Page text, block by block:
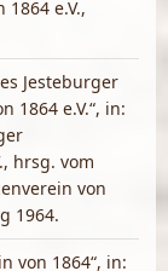
e.V.,
Jesteburger
1864 e.V.“, in:
hrsg. vom
von
1964.
von 1864“, in: